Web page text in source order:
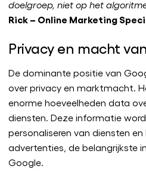
doelgroep, niet op het
Rick – Online Marketing
Privacy en macht
De dominante positie van
over privacy en marktmacht.
enorme hoeveelheden data
diensten. Deze informatie
personaliseren van diensten
advertenties, de belangrijkste
Google.